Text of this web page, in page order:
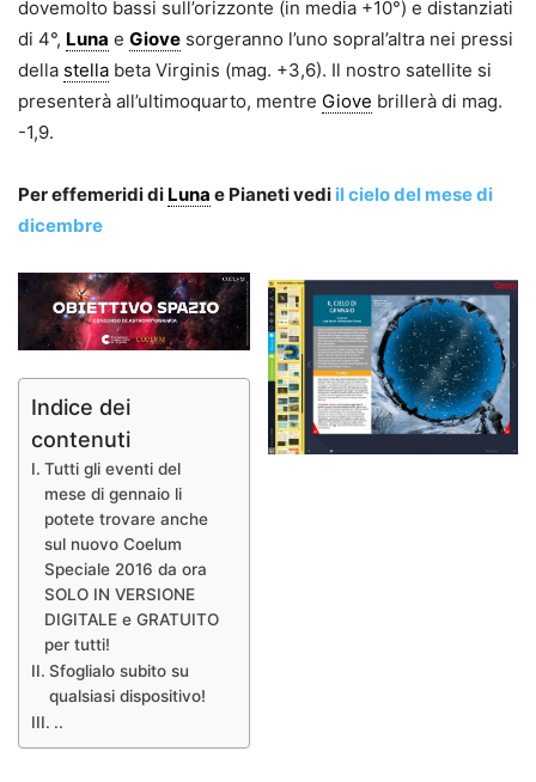
dovemolto bassi sull’orizzonte (in media +10°) e distanziati
di 4°, Luna e Giove sorgeranno l’uno sopral’altra nei pressi
della stella beta Virginis (mag. +3,6). Il nostro satellite si
presenterà all’ultimoquarto, mentre Giove brillerà di mag.
-1,9.
Per effemeridi di Luna e Pianeti vedi il cielo del mese di
dicembre
Indice dei
contenuti
Tutti gli eventi del
mese di gennaio li
potete trovare anche
sul nuovo Coelum
Speciale 2016 da ora
SOLO IN VERSIONE
DIGITALE e GRATUITO
per tutti!
Sfoglialo subito su
qualsiasi dispositivo!
..